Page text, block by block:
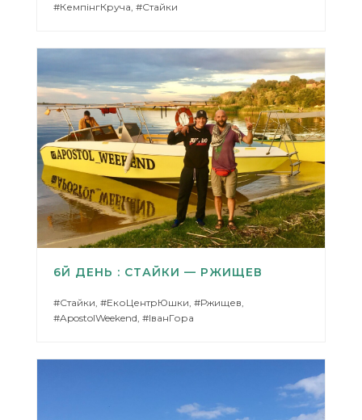
#КемпінгКруча, #Стайки
6Й ДЕНЬ : СТАЙКИ — РЖИЩЕВ
#Стайки, #ЕкоЦентрЮшки, #Ржищев,
#ApostolWeekend, #ІванГора